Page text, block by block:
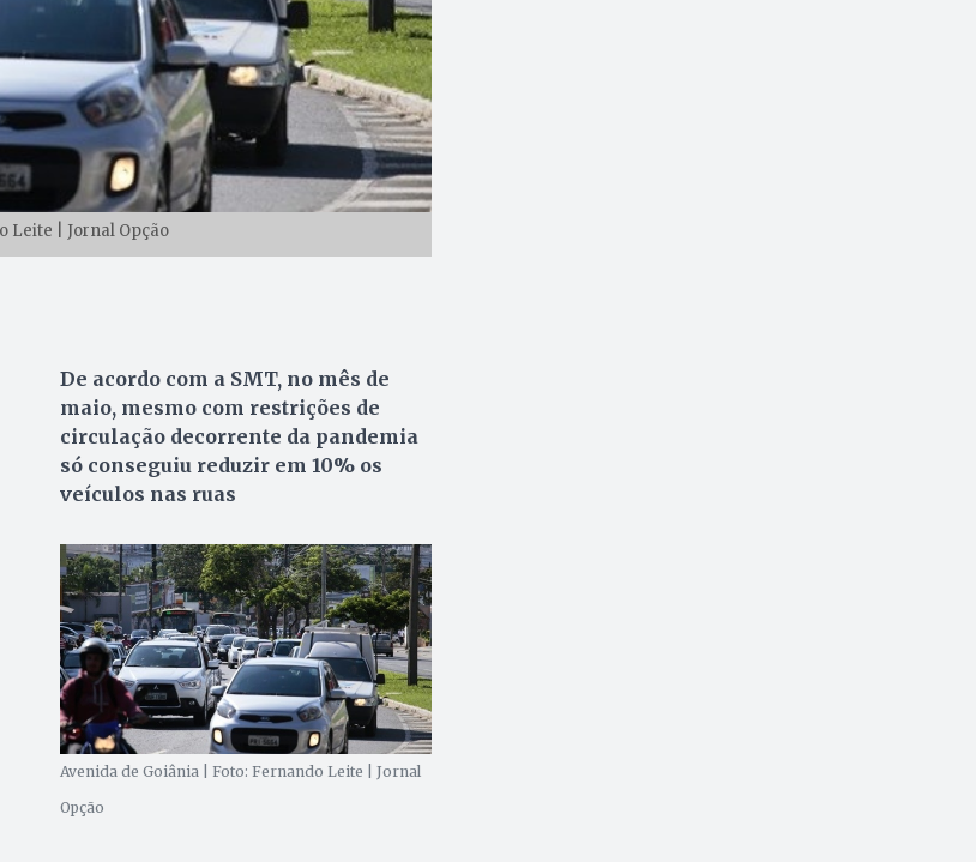
Leite | Jornal Opção
De acordo com a SMT, no mês de
maio, mesmo com restrições de
circulação decorrente da pandemia
só conseguiu reduzir em 10% os
veículos nas ruas
Avenida de Goiânia | Foto: Fernando Leite | Jornal
Opção